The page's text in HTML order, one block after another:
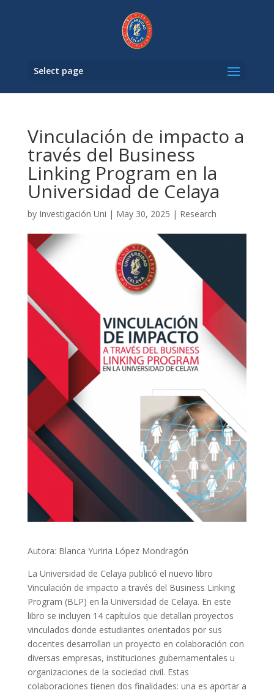
Select page
Vinculación de impacto a
través del Business
Linking Program en la
Universidad de Celaya
by Investigación Uni | May 30, 2025 | Research
Autora: Blanca Yuriria López Mondragón
La Universidad de Celaya publicó el nuevo libro
Vinculación de impacto a través del Business Linking
Program (BLP) en la Universidad de Celaya. En este
libro se incluyen 14 capítulos que detallan proyectos
vinculados donde estudiantes orientados por sus
docentes desarrollan un proyecto en colaboración con
diversas empresas, instituciones gubernamentales u
organizaciones de la sociedad civil. Estas
colaboraciones tienen dos finalidades: una es aportar a